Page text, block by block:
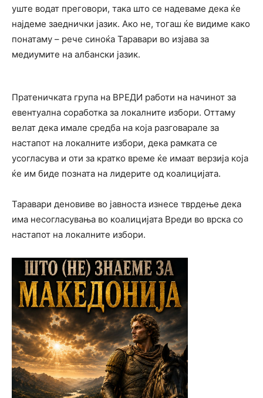
уште водат преговори, така што се надеваме дека ќе
најдеме заеднички јазик. Ако не, тогаш ќе видиме како
понатаму – рече синоќа Таравари во изјава за
медиумите на албански јазик.
Пратеничката група на ВРЕДИ работи на начинот за
евентуална соработка за локалните избори. Оттаму
велат дека имале средба на која разговарале за
настапот на локалните избори, дека рамката се
усогласува и оти за кратко време ќе имаат верзија која
ќе им биде позната на лидерите од коалицијата.
Таравари деновиве во јавноста изнесе тврдење дека
има несогласувања во коалицијата Вреди во врска со
настапот на локалните избори.